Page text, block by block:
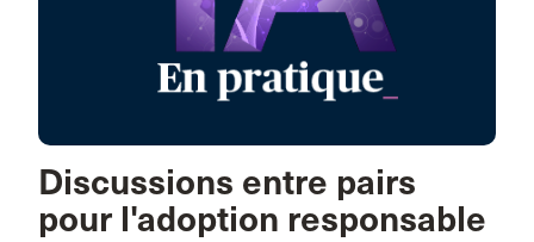
Discussions entre pairs
pour l'adoption responsable